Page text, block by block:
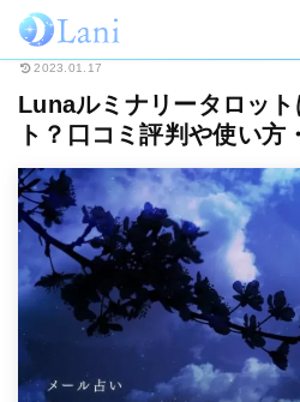
ホーム メール占い Lunaルミナリー
2023.01.17
Lunaルミナリータロッ
ト？口コミ評判や使い方